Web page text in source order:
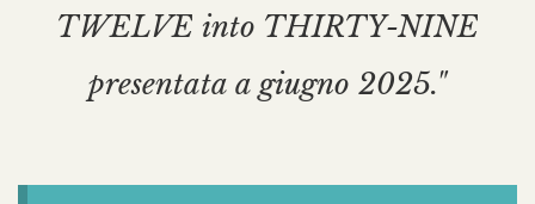
TWELVE into THIRTY-NINE
presentata a giugno 2025."